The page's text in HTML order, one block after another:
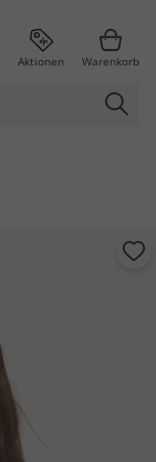
Aktionen Warenkorb